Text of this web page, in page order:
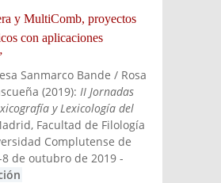
y MultiComb, proyectos
con aplicaciones
Sanmarco Bande / Rosa
(2019): II Jornadas
y Lexicología del
Facultad de Filología
Complutense de
de outubro de 2019 -